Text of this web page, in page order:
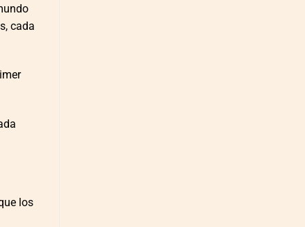
cada
los